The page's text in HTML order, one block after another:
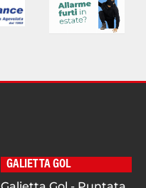
GALIETTA GOL